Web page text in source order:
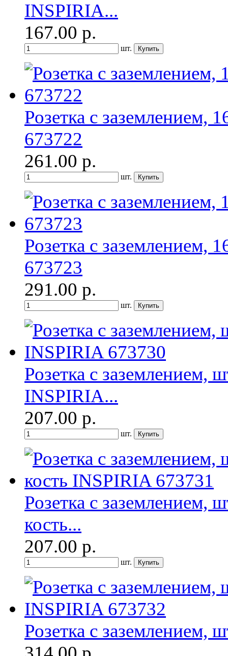
INSPIRIA...
167.00 р.
шт.
Розетка с
673722
261.00 р.
шт.
Розетка с заземлением,
673723
291.00 р.
шт.
Розетка с
INSPIRIA...
207.00 р.
шт.
Розетка с заземлением,
кость...
207.00 р.
шт.
Розетка с